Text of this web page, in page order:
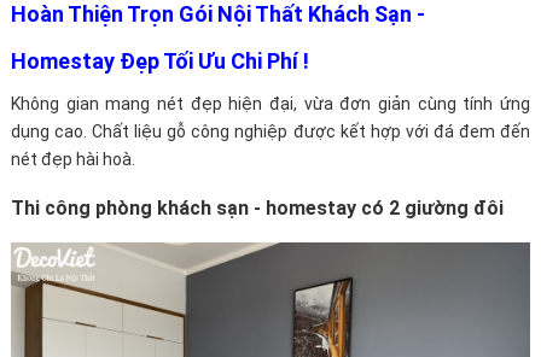
Hoàn Thiện Trọn Gói Nội Thất Khách Sạn -
Homestay Đẹp Tối Ưu Chi Phí !
Không gian mang nét đẹp hiện đại, vừa đơn giản cùng tính ứng
dụng cao. Chất liệu gỗ công nghiệp được kết hợp với đá đem đến
nét đẹp hài hoà.
Thi công phòng khách sạn - homestay có 2 giường đôi